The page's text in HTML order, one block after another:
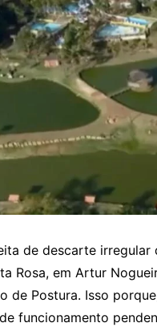
de descarte
Rosa, em Artur
de Postura. Isso
funcionamento